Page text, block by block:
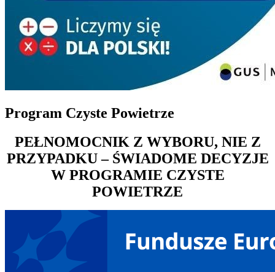
Program Czyste Powietrze
PEŁNOMOCNIK Z WYBORU, NIE Z
PRZYPADKU – ŚWIADOME DECYZJE
W PROGRAMIE CZYSTE
POWIETRZE